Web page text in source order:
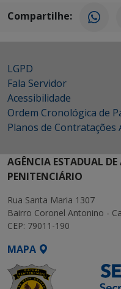
Compartilhe:
LGPD
Fala Servidor
Acessibilidade
Ordem Cronológica de
Planos de Contratações
AGÊNCIA ESTADUAL
PENITENCIÁRIO
Rua Santa Maria 1307
Bairro Coronel Antonino -
CEP: 79011-190
MAPA